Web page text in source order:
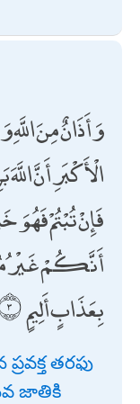
وَأَذَانٌ مِنَ
الْأَكْبَرِ أَنَّ
فَإِنْ تُبْتُمْ
أَنَّكُمْ غَيْرُ
بِعَذَابٍ أَلِيمٍ
తరఫు
జాతికి